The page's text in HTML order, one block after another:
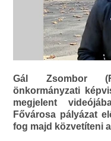
Gál Zsombor
önkormányzati
megjelent
Fővárosa pályázat
fog majd közvetíteni